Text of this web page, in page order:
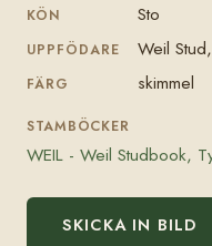
KÖN Sto
UPPFÖDARE Weil
FÄRG skimmel
STAMBÖCKER
WEIL - Weil Studbook,
SKICKA IN BILD